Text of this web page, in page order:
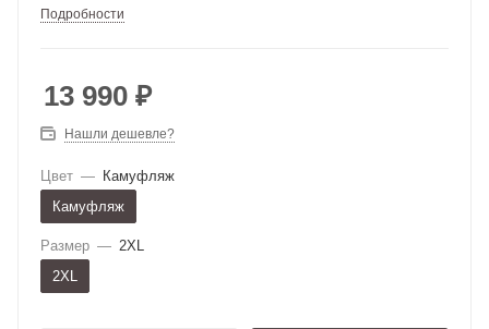
Подробности
13 990 ₽
Нашли дешевле?
Цвет — Камуфляж
Камуфляж
Размер — 2XL
2XL